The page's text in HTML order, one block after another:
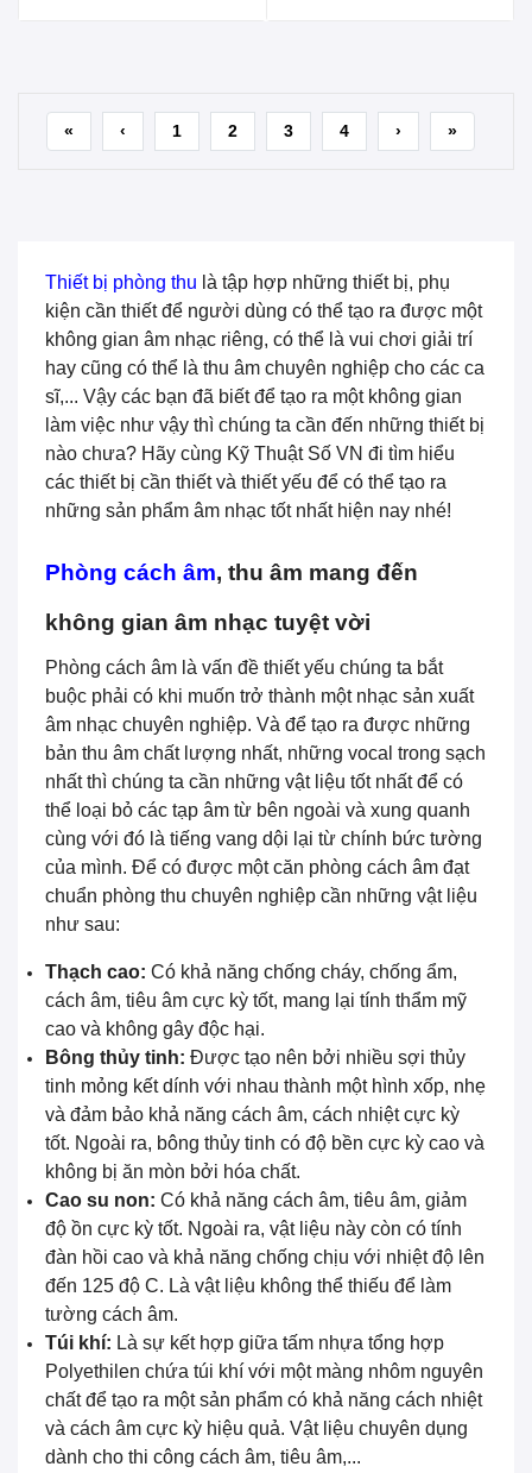
« ‹ 1 2 3 4 › »
Thiết bị phòng thu là tập hợp những thiết bị, phụ
kiện cần thiết để người dùng có thể tạo ra được một
không gian âm nhạc riêng, có thể là vui chơi giải trí
hay cũng có thể là thu âm chuyên nghiệp cho các ca
sĩ,... Vậy các bạn đã biết để tạo ra một không gian
làm việc như vậy thì chúng ta cần đến những thiết bị
nào chưa? Hãy cùng Kỹ Thuật Số VN đi tìm hiểu
các thiết bị cần thiết và thiết yếu để có thể tạo ra
những sản phẩm âm nhạc tốt nhất hiện nay nhé!
Phòng cách âm, thu âm mang đến
không gian âm nhạc tuyệt vời
Phòng cách âm là vấn đề thiết yếu chúng ta bắt
buộc phải có khi muốn trở thành một nhạc sản xuất
âm nhạc chuyên nghiệp. Và để tạo ra được những
bản thu âm chất lượng nhất, những vocal trong sạch
nhất thì chúng ta cần những vật liệu tốt nhất để có
thể loại bỏ các tạp âm từ bên ngoài và xung quanh
cùng với đó là tiếng vang dội lại từ chính bức tường
của mình. Để có được một căn phòng cách âm đạt
chuẩn phòng thu chuyên nghiệp cần những vật liệu
như sau:
Thạch cao: Có khả năng chống cháy, chống ẩm,
cách âm, tiêu âm cực kỳ tốt, mang lại tính thẩm mỹ
cao và không gây độc hại.
Bông thủy tinh: Được tạo nên bởi nhiều sợi thủy
tinh mỏng kết dính với nhau thành một hình xốp, nhẹ
và đảm bảo khả năng cách âm, cách nhiệt cực kỳ
tốt. Ngoài ra, bông thủy tinh có độ bền cực kỳ cao và
không bị ăn mòn bởi hóa chất.
Cao su non: Có khả năng cách âm, tiêu âm, giảm
độ ồn cực kỳ tốt. Ngoài ra, vật liệu này còn có tính
đàn hồi cao và khả năng chống chịu với nhiệt độ lên
đến 125 độ C. Là vật liệu không thể thiếu để làm
tường cách âm.
Túi khí: Là sự kết hợp giữa tấm nhựa tổng hợp
Polyethilen chứa túi khí với một màng nhôm nguyên
chất để tạo ra một sản phẩm có khả năng cách nhiệt
và cách âm cực kỳ hiệu quả. Vật liệu chuyên dụng
dành cho thi công cách âm, tiêu âm,...